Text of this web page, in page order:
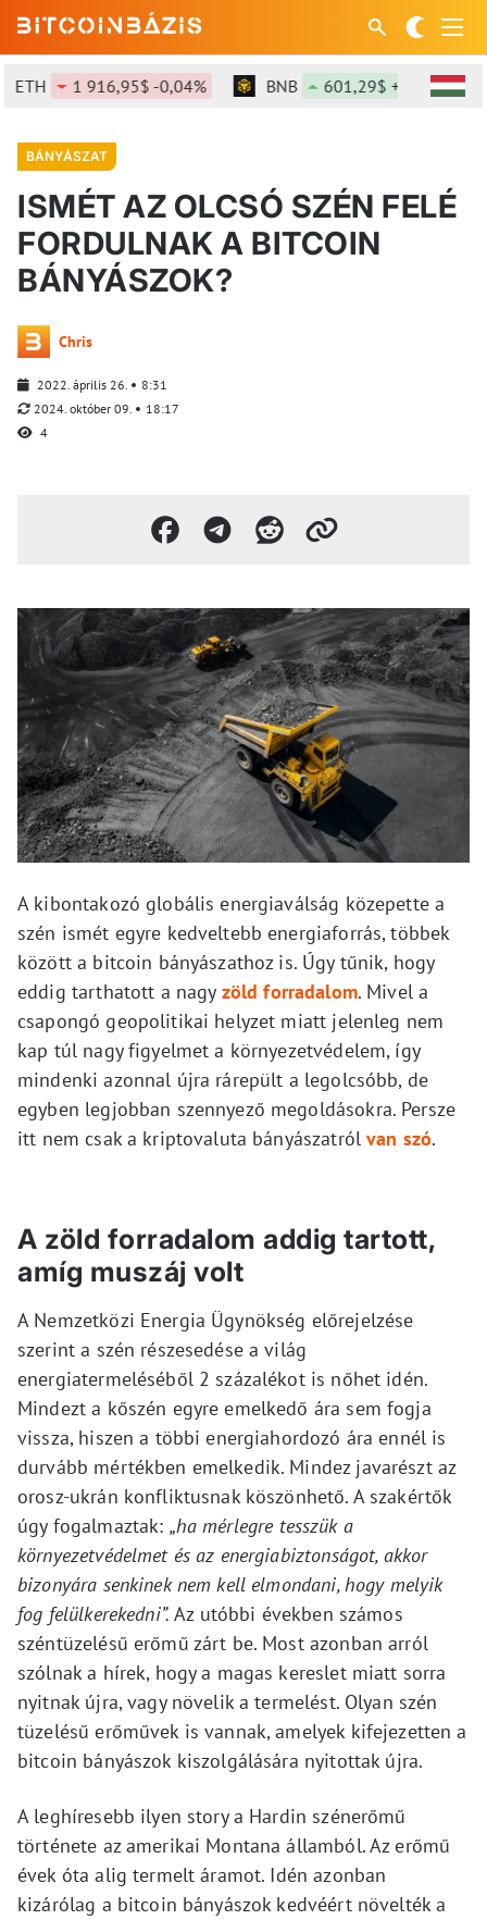
1 916,95$ -0,04% BNB 601,29$ +1,12%
BÁNYÁSZAT
ISMÉT AZ OLCSÓ SZÉN FELÉ
FORDULNAK A BITCOIN
BÁNYÁSZOK?
Chris
2022. április 26.
8:31
2024. október 09.
18:17
4
A kibontakozó globális energiaválság közepette a
szén ismét egyre kedveltebb energiaforrás, többek
között a bitcoin bányászathoz is. Úgy tűnik, hogy
eddig tarthatott a nagy zöld forradalom. Mivel a
csapongó geopolitikai helyzet miatt jelenleg nem
kap túl nagy figyelmet a környezetvédelem, így
mindenki azonnal újra rárepült a legolcsóbb, de
egyben legjobban szennyező megoldásokra. Persze
itt nem csak a kriptovaluta bányászatrólvan szó.
A zöld forradalom addig tartott,
amíg muszáj volt
A Nemzetközi Energia Ügynökség előrejelzése
szerint a szén részesedése a világ
energiatermeléséből 2 százalékot is nőhet idén.
Mindezt a kőszén egyre emelkedő ára sem fogja
vissza, hiszen a többi energiahordozó ára ennél is
durvább mértékben emelkedik. Mindez javarészt az
orosz-ukrán konfliktusnak köszönhető. A szakértők
úgy fogalmaztak: „ha mérlegre tesszük a
környezetvédelmet és az energiabiztonságot, akkor
bizonyára senkinek nem kell elmondani, hogy melyik
fog felülkerekedni”. Az utóbbi években számos
széntüzelésű erőmű zárt be. Most azonban arról
szólnak a hírek, hogy a magas kereslet miatt sorra
nyitnak újra, vagy növelik a termelést. Olyan szén
tüzelésű erőművek is vannak, amelyek kifejezetten a
bitcoin bányászok kiszolgálására nyitottak újra.
A leghíresebb ilyen story a Hardin szénerőmű
története az amerikai Montana államból. Az erőmű
évek óta alig termelt áramot. Idén azonban
kizárólag a bitcoin bányászok kedvéért növelték a